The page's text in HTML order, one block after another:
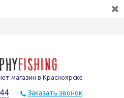
магазин в Красноярске
Заказать звонок